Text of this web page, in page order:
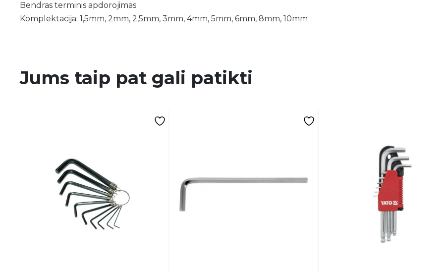
Bendras terminis apdorojimas
Komplektacija: 1,5mm, 2mm, 2,5mm, 3mm, 4mm, 5mm, 6mm, 8mm, 10mm
Jums taip pat gali patikti